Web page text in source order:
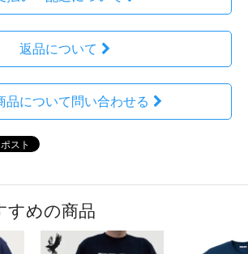
返品について
品について問い合わせる
すめの商品